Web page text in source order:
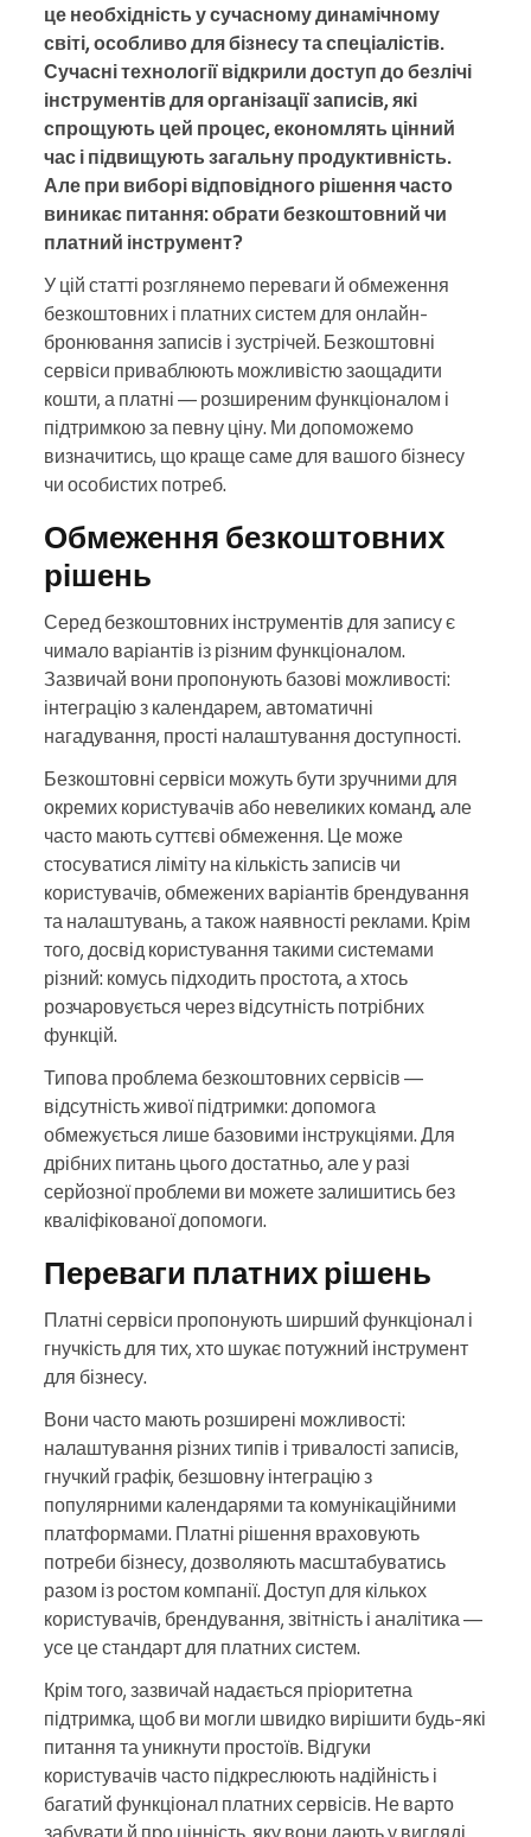
це необхідність у сучасному динамічному
світі, особливо для бізнесу та спеціалістів.
Сучасні технології відкрили доступ до безлічі
інструментів для організації записів, які
спрощують цей процес, економлять цінний
час і підвищують загальну продуктивність.
Але при виборі відповідного рішення часто
виникає питання: обрати безкоштовний чи
платний інструмент?
У цій статті розглянемо переваги й обмеження
безкоштовних і платних систем для онлайн-
бронювання записів і зустрічей. Безкоштовні
сервіси приваблюють можливістю заощадити
кошти, а платні — розширеним функціоналом і
підтримкою за певну ціну. Ми допоможемо
визначитись, що краще саме для вашого бізнесу
чи особистих потреб.
Обмеження безкоштовних
рішень
Серед безкоштовних інструментів для запису є
чимало варіантів із різним функціоналом.
Зазвичай вони пропонують базові можливості:
інтеграцію з календарем, автоматичні
нагадування, прості налаштування доступності.
Безкоштовні сервіси можуть бути зручними для
окремих користувачів або невеликих команд, але
часто мають суттєві обмеження. Це може
стосуватися ліміту на кількість записів чи
користувачів, обмежених варіантів брендування
та налаштувань, а також наявності реклами. Крім
того, досвід користування такими системами
різний: комусь підходить простота, а хтось
розчаровується через відсутність потрібних
функцій.
Типова проблема безкоштовних сервісів —
відсутність живої підтримки: допомога
обмежується лише базовими інструкціями. Для
дрібних питань цього достатньо, але у разі
серйозної проблеми ви можете залишитись без
кваліфікованої допомоги.
Переваги платних рішень
Платні сервіси пропонують ширший функціонал і
гнучкість для тих, хто шукає потужний інструмент
для бізнесу.
Вони часто мають розширені можливості:
налаштування різних типів і тривалості записів,
гнучкий графік, безшовну інтеграцію з
популярними календарями та комунікаційними
платформами. Платні рішення враховують
потреби бізнесу, дозволяють масштабуватись
разом із ростом компанії. Доступ для кількох
користувачів, брендування, звітність і аналітика —
усе це стандарт для платних систем.
Крім того, зазвичай надається пріоритетна
підтримка, щоб ви могли швидко вирішити будь-які
питання та уникнути простоїв. Відгуки
користувачів часто підкреслюють надійність і
багатий функціонал платних сервісів. Не варто